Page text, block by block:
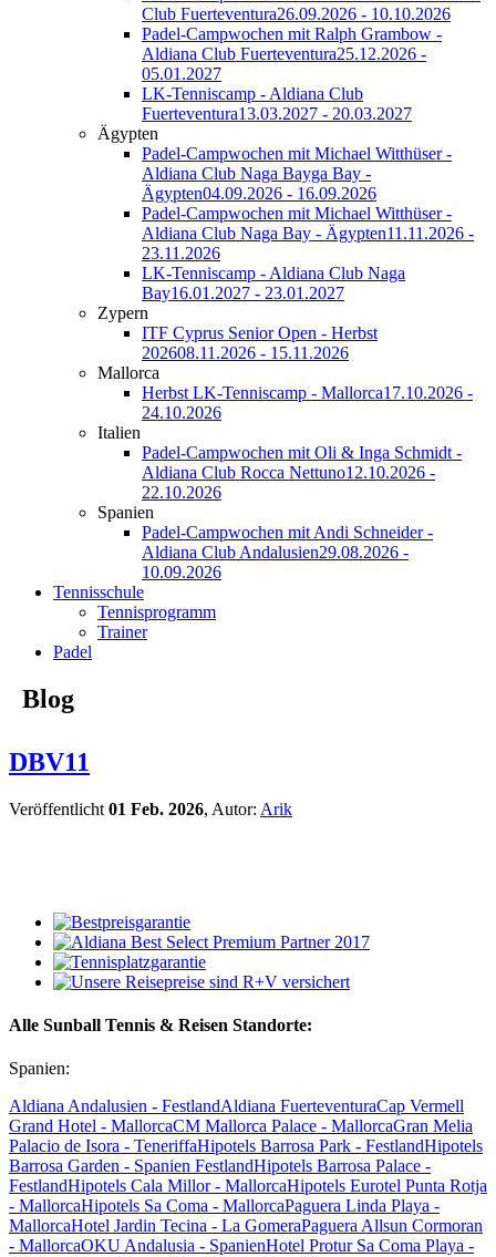
Club Fuerteventura26.09.2026 - 10.10.2026
Padel-Campwochen mit Ralph Grambow -
Aldiana Club Fuerteventura25.12.2026 -
05.01.2027
LK-Tenniscamp - Aldiana Club
Fuerteventura13.03.2027 - 20.03.2027
Ägypten
Padel-Campwochen mit Michael Witthüser -
Aldiana Club Naga Bayga Bay -
Ägypten04.09.2026 - 16.09.2026
Padel-Campwochen mit Michael Witthüser -
Aldiana Club Naga Bay - Ägypten11.11.2026 -
23.11.2026
LK-Tenniscamp - Aldiana Club Naga
Bay16.01.2027 - 23.01.2027
Zypern
ITF Cyprus Senior Open - Herbst
202608.11.2026 - 15.11.2026
Mallorca
Herbst LK-Tenniscamp - Mallorca17.10.2026 -
24.10.2026
Italien
Padel-Campwochen mit Oli & Inga Schmidt -
Aldiana Club Rocca Nettuno12.10.2026 -
22.10.2026
Spanien
Padel-Campwochen mit Andi Schneider -
Aldiana Club Andalusien29.08.2026 -
10.09.2026
Tennisschule
Tennisprogramm
Trainer
Padel
Blog
DBV11
Veröffentlicht 01 Feb. 2026, Autor: Arik
Alle Sunball Tennis & Reisen Standorte:
Spanien:
Aldiana Andalusien - FestlandAldiana FuerteventuraCap Vermell
Grand Hotel - MallorcaCM Mallorca Palace - MallorcaGran Melia
Palacio de Isora - TeneriffaHipotels Barrosa Park - FestlandHipotels
Barrosa Garden - Spanien FestlandHipotels Barrosa Palace -
FestlandHipotels Cala Millor - MallorcaHipotels Eurotel Punta Rotja
- MallorcaHipotels Sa Coma - MallorcaPaguera Linda Playa -
MallorcaHotel Jardin Tecina - La GomeraPaguera Allsun Cormoran
- MallorcaOKU Andalusia - SpanienHotel Protur Sa Coma Playa -